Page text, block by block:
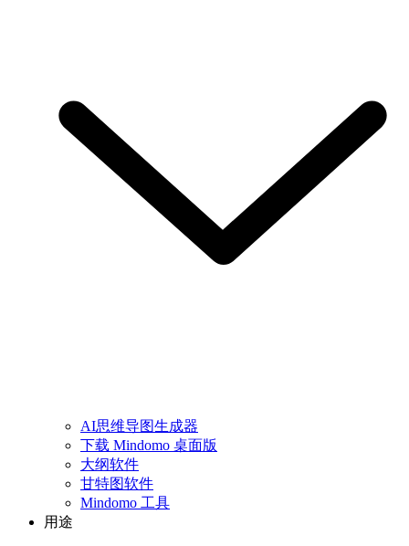
AI思维导图生成器
下载 Mindomo 桌面版
大纲软件
甘特图软件
Mindomo 工具
用途